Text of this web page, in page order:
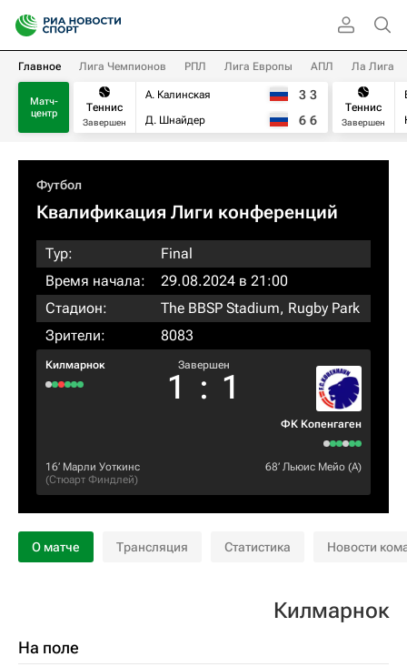
Главное Лига Чемпионов РПЛ Лига Европы АПЛ Ла Лига
Матч-
центр
Теннис
Завершен
А. Калинская
Д. Шнайдер
3 3
6 6
Теннис
Завершен
Футбол
Квалификация Лиги конференций
Тур:
Final
Время начала:
29.08.2024 в 21:00
Стадион:
The BBSP Stadium, Rugby Park
Зрители:
8083
Килмарнок Завершен
1 : 1
ФК Копенгаген
16‎’‎ Марли Уоткинс
(Стюарт Финдлей)
68‎’‎ Льюис Мейо (А)
О матче Трансляция Статистика Новости
Килмарнок
На поле